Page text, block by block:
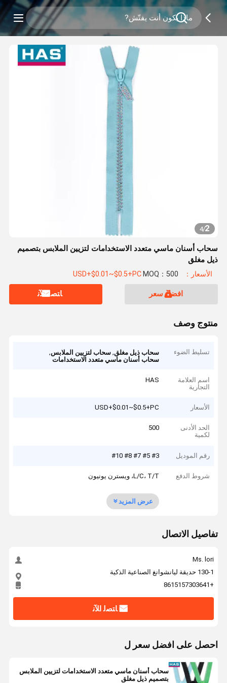
2
/
4
سحاب أسنان ماسي متعدد الاستخدامات لتزيين الملابس بتصميم
ذيل مغلق
الأسعار：USD+$0.01~$0.5+PC MOQ：500
افضل سعر ﺎﺘﺼﻟ ﺍﻶﻧ
منتوج وصف
تسليط الضوء سحاب ذيل مغلق,سحاب لتزيين الملابس,
سحاب أسنان ماسي متعدد الاستخدامات
اسم العلامة
التجارية
HAS
الأسعار USD+$0.01~$0.5+PC
الحد الأدنى
لكمية
500
رقم الموديل #3 #5 #7 #8 #10
شروط الدفع L/C، T/T، ويسترن يونيون
عرض المزيد
تفاصيل الاتصال
Ms. lori
130-1 حديقة ليانشوانغ الصناعية الذكية
+8615157303641
ﺎﺘﺼﻟ ﺍﻶﻧ
احصل على افضل سعر ل
سحاب أسنان ماسي متعدد الاستخدامات لتزيين الملابس
بتصميم ذيل مغلق